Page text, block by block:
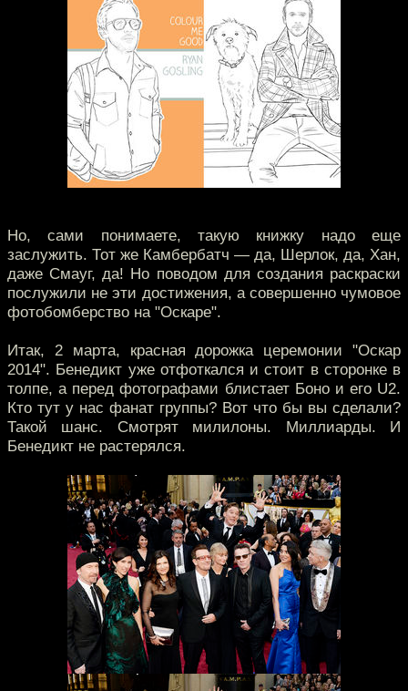
Но, сами понимаете, такую книжку надо еще
заслужить. Тот же Камбербатч — да, Шерлок, да, Хан,
даже Смауг, да! Но поводом для создания раскраски
послужили не эти достижения, а совершенно чумовое
фотобомберство на "Оскаре".
Итак, 2 марта, красная дорожка церемонии "Оскар
2014". Бенедикт уже отфоткался и стоит в сторонке в
толпе, а перед фотографами блистает Боно и его U2.
Кто тут у нас фанат группы? Вот что бы вы сделали?
Такой шанс. Смотрят милилоны. Миллиарды. И
Бенедикт не растерялся.